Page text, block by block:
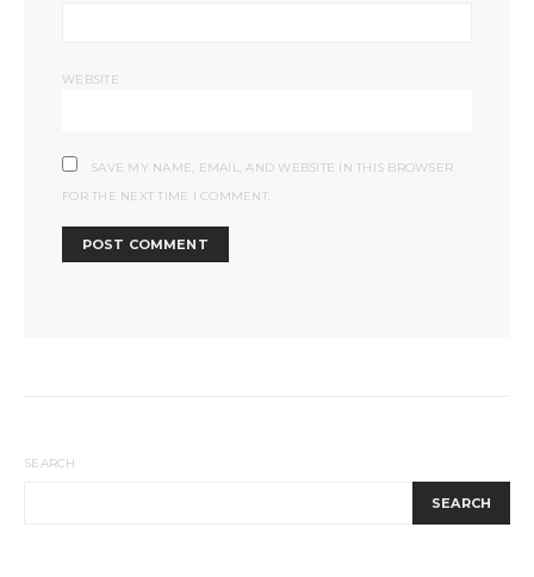
WEBSITE
SAVE MY NAME, EMAIL, AND WEBSITE IN THIS BROWSER
FOR THE NEXT TIME I COMMENT.
SEARCH
SEARCH